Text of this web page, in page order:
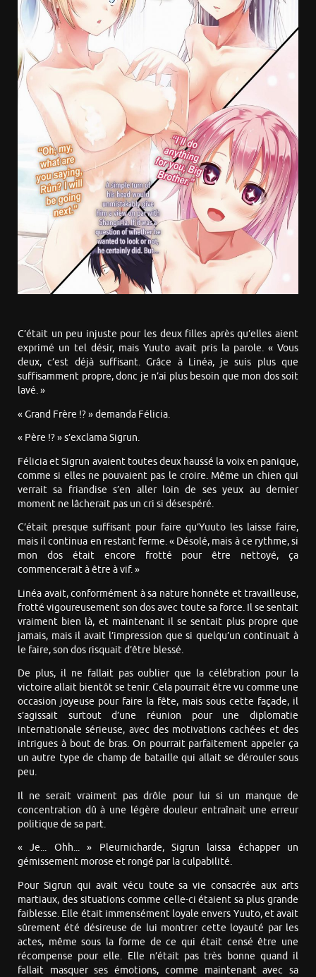
C’était un peu injuste pour les deux filles après qu’elles aient
exprimé un tel désir, mais Yuuto avait pris la parole. « Vous
deux, c’est déjà suffisant. Grâce à Linéa, je suis plus que
suffisamment propre, donc je n’ai plus besoin que mon dos soit
lavé. »
« Grand Frère !? » demanda Félicia.
« Père !? » s’exclama Sigrun.
Félicia et Sigrun avaient toutes deux haussé la voix en panique,
comme si elles ne pouvaient pas le croire. Même un chien qui
verrait sa friandise s’en aller loin de ses yeux au dernier
moment ne lâcherait pas un cri si désespéré.
C’était presque suffisant pour faire qu’Yuuto les laisse faire,
mais il continua en restant ferme. « Désolé, mais à ce rythme, si
mon dos était encore frotté pour être nettoyé, ça
commencerait à être à vif. »
Linéa avait, conformément à sa nature honnête et travailleuse,
frotté vigoureusement son dos avec toute sa force. Il se sentait
vraiment bien là, et maintenant il se sentait plus propre que
jamais, mais il avait l’impression que si quelqu’un continuait à
le faire, son dos risquait d’être blessé.
De plus, il ne fallait pas oublier que la célébration pour la
victoire allait bientôt se tenir. Cela pourrait être vu comme une
occasion joyeuse pour faire la fête, mais sous cette façade, il
s’agissait surtout d’une réunion pour une diplomatie
internationale sérieuse, avec des motivations cachées et des
intrigues à bout de bras. On pourrait parfaitement appeler ça
un autre type de champ de bataille qui allait se dérouler sous
peu.
Il ne serait vraiment pas drôle pour lui si un manque de
concentration dû à une légère douleur entraînait une erreur
politique de sa part.
« Je... Ohh... » Pleurnicharde, Sigrun laissa échapper un
gémissement morose et rongé par la culpabilité.
Pour Sigrun qui avait vécu toute sa vie consacrée aux arts
martiaux, des situations comme celle-ci étaient sa plus grande
faiblesse. Elle était immensément loyale envers Yuuto, et avait
sûrement été désireuse de lui montrer cette loyauté par les
actes, même sous la forme de ce qui était censé être une
récompense pour elle. Elle n’était pas très bonne quand il
fallait masquer ses émotions, comme maintenant avec sa